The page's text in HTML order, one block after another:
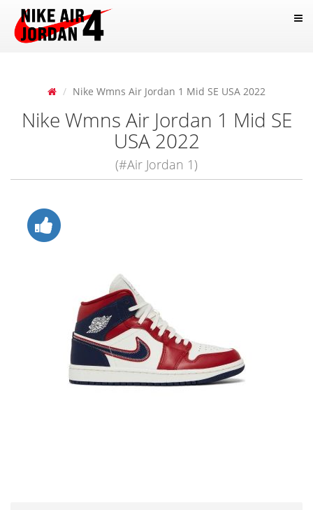
Nike Wmns Air Jordan 1 Mid SE USA 2022
Nike Wmns Air Jordan 1 Mid SE
USA 2022
(#Air Jordan 1)